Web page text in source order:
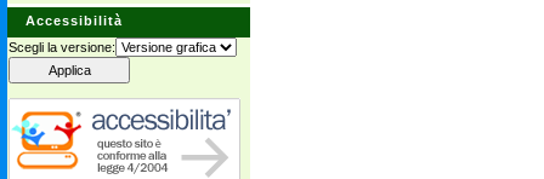
Accessibilità
Scegli la versione: